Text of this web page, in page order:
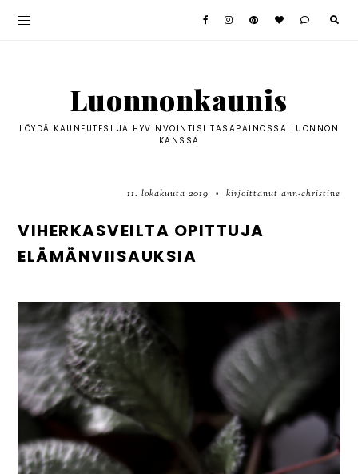
Luonnonkaunis
LÖYDÄ KAUNEUTESI JA HYVINVOINTISI TASAPAINOSSA LUONNON
KANSSA
11. lokakuuta 2019 • kirjoittanut ann-christine
VIHERKASVEILTA OPITTUJA
ELÄMÄNVIISAUKSIA